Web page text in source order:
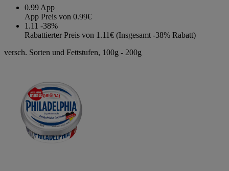
0.99 App
App Preis von 0.99€
1.11 -38%
Rabattierter Preis von 1.11€ (Insgesamt -38% Rabatt)
versch. Sorten und Fettstufen, 100g - 200g